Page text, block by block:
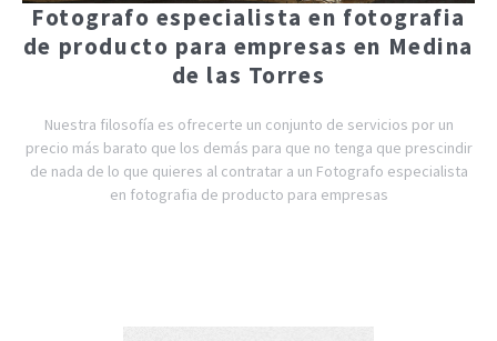
Fotografo especialista en fotografia
de producto para empresas en Medina
de las Torres
Nuestra filosofía es ofrecerte un conjunto de servicios por un
precio más barato que los demás para que no tenga que prescindir
de nada de lo que quieres al contratar a un Fotografo especialista
en fotografia de producto para empresas